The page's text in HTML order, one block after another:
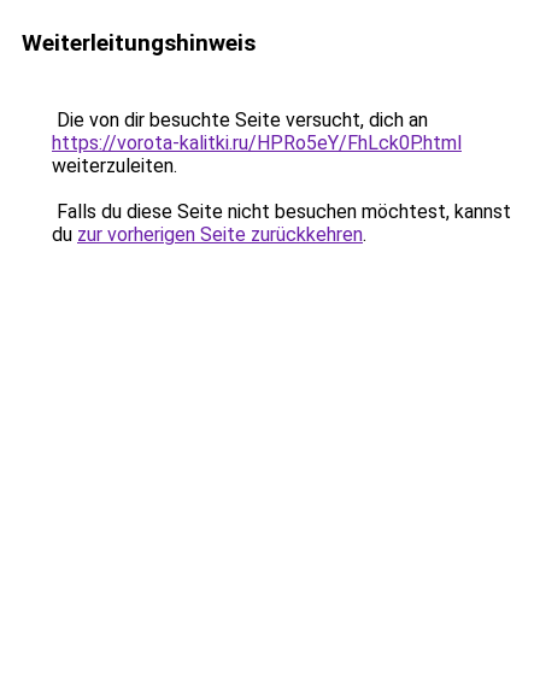
Weiterleitungshinweis
Die von dir besuchte Seite versucht, dich an
https://vorota-kalitki.ru/HPRo5eY/FhLck0P.html
weiterzuleiten.
Falls du diese Seite nicht besuchen möchtest, kannst
du zur vorherigen Seite zurückkehren.